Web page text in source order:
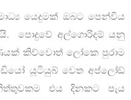
යෙදුමක් ඔබට පෙන්විය
පොදුවේ අල්ගොරිදම් යනු
කිව්වොත් ලෝකෙ පුරාම
යූටියුබ් වෙත අප්ලෝඞ්
එය දිනකට පැය